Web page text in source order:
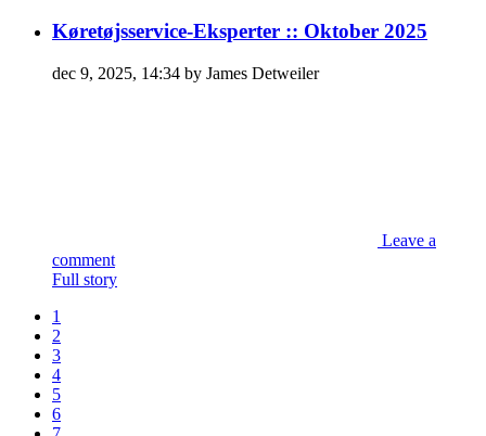
Køretøjsservice-Eksperter :: Oktober 2025
dec 9, 2025, 14:34 by James Detweiler
Leave a
comment
Full story
1
2
3
4
5
6